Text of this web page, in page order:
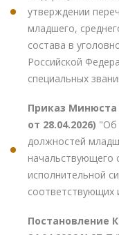
утверждении
младшего,
состава в
Российской
специальных
Приказ Минюста
от 28.04.2026) "Об
должностей
начальствующего
исполнительной
соответствующих
Постановление